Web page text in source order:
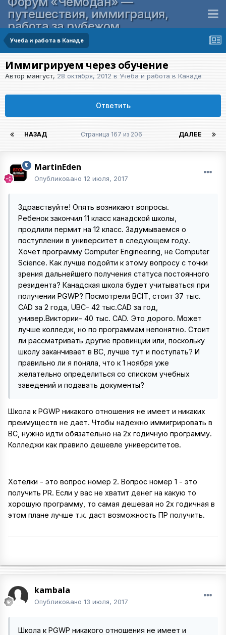
путешествия, иммиграция,
работа за рубежом
Учеба и работа в Канаде
Иммигрируем через обучение
Автор мангуст, 28 октября, 2012 в Учеба и работа в Канаде
Ответить
НАЗАД ДАЛЕЕ
Страница 167 из 206
MartinEden
Опубликовано 12 июля, 2017
Здравствуйте! Опять возникают вопросы.
Ребенок закончил 11 класс канадской школы,
продлили пермит на 12 класс. Задумываемся о
поступлении в университет в следующем году.
Хочет программу Computer Engineering, не Computer
Science. Как лучше подойти к этому вопросу с точки
зрения дальнейшего получения статуса постоянного
резидента? Канадская школа будет учитываться при
получении PGWP? Посмотрели BCIT, стоит 37 тыс.
CAD за 2 года, UBC- 42 тыс.CAD за год,
универ.Виктории- 40 тыс. CAD. Это дорого. Может
лучше колледж, но по программам непонятно. Стоит
ли рассматривать другие провинции или, поскольку
школу заканчивает в BC, лучше тут и поступать? И
правильно ли я поняла, что к 1 ноября уже
желательно определиться со списком учебных
заведений и подавать документы?
Школа к PGWP никакого отношения не имеет и никаких
преимуществ не дает. Чтобы надежно иммигрировать в
ВС, нужно идти обязательно на 2х годичную программу.
Колледжи как правило дешевле университетов.
Хотелки - это вопрос номер 2. Вопрос номер 1 - это
получить PR. Если у вас не хватит денег на какую то
хорошую программу, то самая дешевая но 2х годичная в
этом плане лучше т.к. даст возможность ПР получить.
kambala
Опубликовано 13 июля, 2017
Школа к PGWP никакого отношения не имеет и